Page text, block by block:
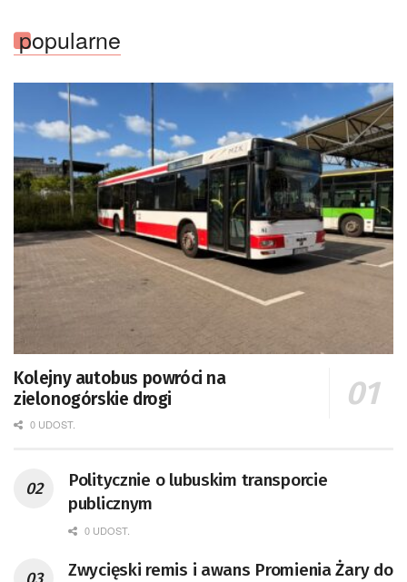
popularne
Kolejny autobus powróci na
zielonogórskie drogi
0 UDOST.
Politycznie o lubuskim transporcie
publicznym
0 UDOST.
Zwycięski remis i awans Promienia Żary do